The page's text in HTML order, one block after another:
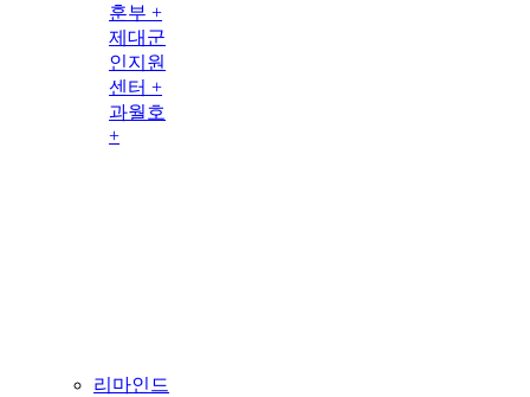
훈부 +
제대군
인지원
센터 +
과월호
+
리마인드